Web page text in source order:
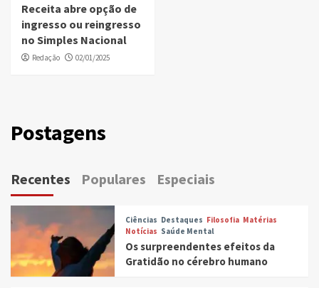
Receita abre opção de
ingresso ou reingresso
no Simples Nacional
Redação 02/01/2025
Postagens
Recentes Populares Especiais
Ciências Destaques Filosofia Matérias
Notícias Saúde Mental
Os surpreendentes efeitos da
Gratidão no cérebro humano